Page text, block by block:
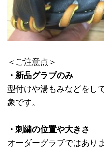
＜ご注意点＞
・新品グラブのみ
型付けや湯もみなどをし
象です。
・刺繍の位置や大きさ
オーダーグラブではあり